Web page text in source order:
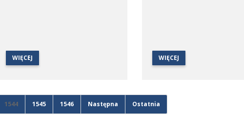
WIĘCEJ WIĘCEJ
1544 1545 1546 Następna Ostatnia